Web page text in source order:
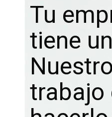
Tu
tiene
Nuestro
trabajo